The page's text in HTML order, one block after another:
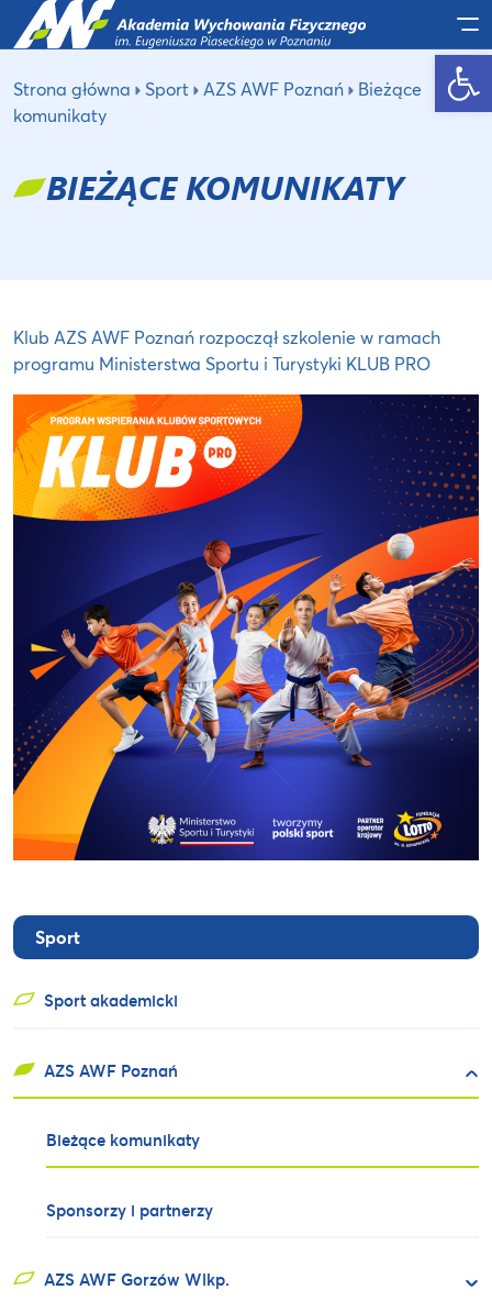
Otwórz pasek narzędzi
Strona główna Sport AZS AWF Poznań
Bieżące
komunikaty
BIEŻĄCE KOMUNIKATY
Sport
Sport akademicki
AZS AWF Poznań
Bieżące komunikaty
Sponsorzy i partnerzy
AZS AWF Gorzów Wlkp.
Klub AZS AWF Poznań rozpoczął szkolenie w ramach
programu Ministerstwa Sportu i Turystyki KLUB PRO